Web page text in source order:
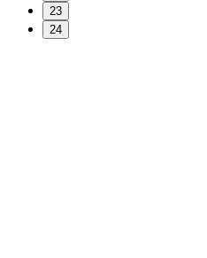
23
24